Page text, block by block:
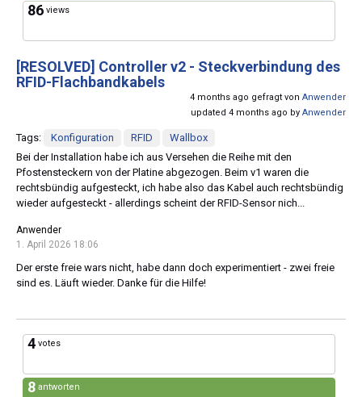
86 views
[RESOLVED] Controller v2 - Steckverbindung des
RFID-Flachbandkabels
4 months ago gefragt von Anwender
updated 4 months ago by Anwender
Tags: Konfiguration RFID
Wallbox
Bei der Installation habe ich aus Versehen die Reihe mit den
Pfostensteckern von der Platine abgezogen. Beim v1 waren die
rechtsbündig aufgesteckt, ich habe also das Kabel auch rechtsbündig
wieder aufgesteckt - allerdings scheint der RFID-Sensor nich...
Anwender
1. April 2026 18:06
Der erste freie wars nicht, habe dann doch experimentiert - zwei freie
sind es. Läuft wieder. Danke für die Hilfe!
4 votes
8 antworten